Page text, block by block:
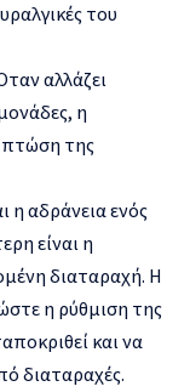
του
αλλάζει
η
πτώση της
η αδράνεια ενός
είναι η
διαταραχή. Η
η ρύθμιση της
και να
διαταραχές.